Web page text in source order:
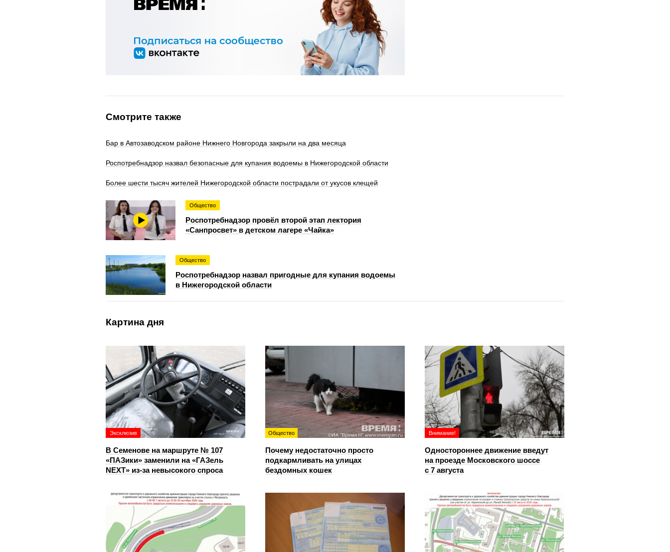
Смотрите также
Бар в Автозаводском районе Нижнего Новгорода закрыли на два месяца
Роспотребнадзор назвал безопасные для купания водоемы в Нижегородской области
Более шести тысяч жителей Нижегородской области пострадали от укусов клещей
Общество
Роспотребнадзор провёл второй этап лектория
«Санпросвет» в детском лагере «Чайка»
Общество
Роспотребнадзор назвал пригодные для купания водоемы
в Нижегородской области
Картина дня
Эксклюзив
В Семенове на маршруте № 107
«ПАЗики» заменили на «ГАЗель
NEXT» из‑за невысокого спроса
Общество
Почему недостаточно просто
подкармливать на улицах
бездомных кошек
Внимание!
Одностороннее движение введут
на проезде Московского шоссе
с 7 августа